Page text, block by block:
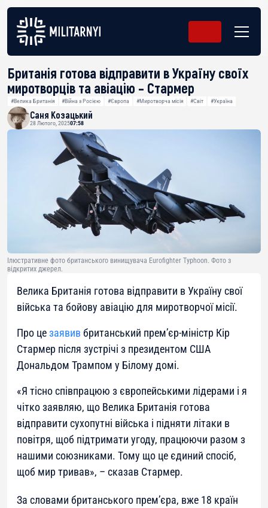
Британія готова відправити в Україну своїх
миротворців та авіацію – Стармер
#Велика Британія #Війна з Росією #Європа #Миротворча місія #Світ #Україна
Саня Козацький
28 Лютого, 202507:58
Ілюстративне фото британського винищувача Eurofighter Typhoon. Фото з
відкритих джерел.
Велика Британія готова відправити в Україну свої
війська та бойову авіацію для миротворчої місії.
Про цезаявив британський премʼєр-міністр Кір
Стармер після зустрічі з президентом США
Дональдом Трампом у Білому домі.
«Я тісно співпрацюю з європейськими лідерами і я
чітко заявляю, що Велика Британія готова
відправити сухопутні війська і підняти літаки в
повітря, щоб підтримати угоду, працюючи разом з
нашими союзниками. Тому що це єдиний спосіб,
щоб мир тривав», – сказав Стармер.
За словами британського прем’єра, вже 18 країн